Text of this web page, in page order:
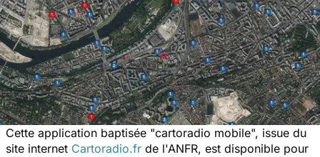
Cette application baptisée "cartoradio mobile", issue du
site internet Cartoradio.fr de l'ANFR, est disponible pour